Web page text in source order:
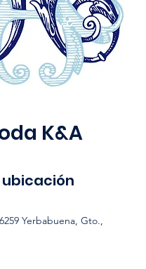
K&A
ubicación
Yerbabuena, Gto.,